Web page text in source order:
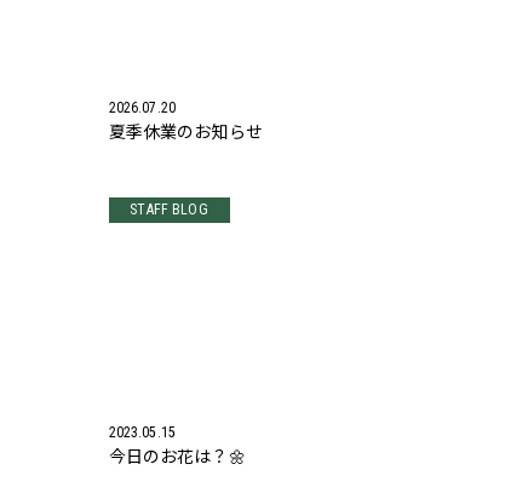
2026.07.20
夏季休業のお知らせ
STAFF BLOG
2023.05.15
今日のお花は？🌼